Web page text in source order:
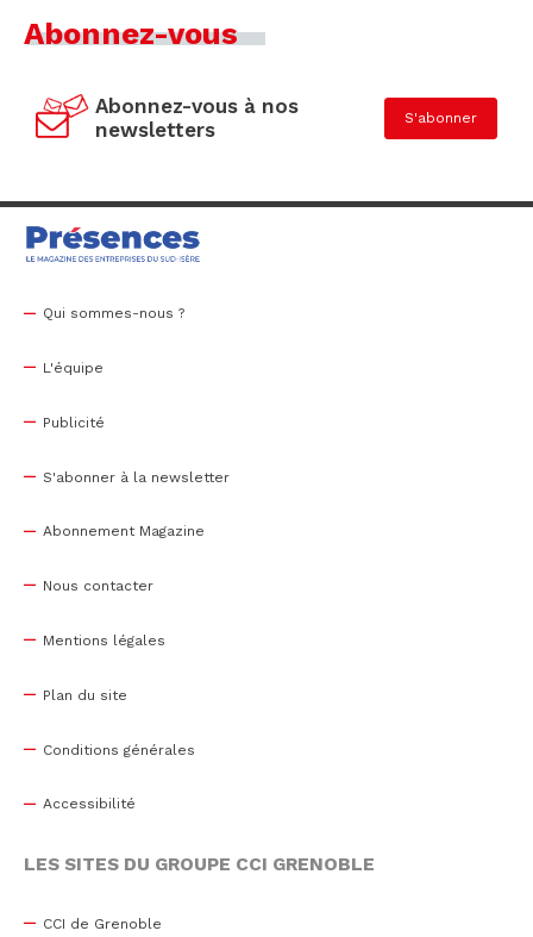
Abonnez-vous
Abonnez-vous à nos
newsletters
S'abonner
Qui sommes-nous ?
L'équipe
Publicité
S'abonner à la newsletter
Abonnement Magazine
Nous contacter
Mentions légales
Plan du site
Conditions générales
Accessibilité
LES SITES DU GROUPE CCI GRENOBLE
CCI de Grenoble